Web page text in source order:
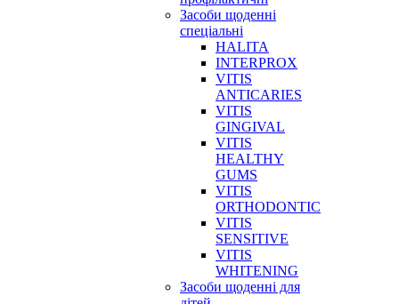
Засоби щоденні
спеціальні
HALITA
INTERPROX
VITIS
ANTICARIES
VITIS
GINGIVAL
VITIS
HEALTHY
GUMS
VITIS
ORTHODONTIC
VITIS
SENSITIVE
VITIS
WHITENING
Засоби щоденні для